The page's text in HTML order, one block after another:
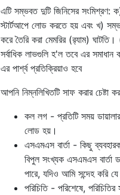
এটি সম্ভবত দুটি জিনিসের সংমিশ্রণ: ক)
স্টার্টআপে লোড করতে হয় এবং খ)
করে তৈরি করা মেমরির (র‌্যাম)
সর্বাধিক লাভগুলি হ'ল তবে এর সমাধান
এর পার্শ্ব প্রতিক্রিয়াও হবে
আপনি নিম্নলিখিতটি সাফ করার চেষ্টা
কল লগ - প্রতিটি সময়
লোড হয়।
এসএমএস বার্তা - কিছু
বিপুল সংখ্যক এসএমএস বার্তা
পারে, যদিও আমি সন্দেহ করি
পরিচিতি - পরিশেষে,